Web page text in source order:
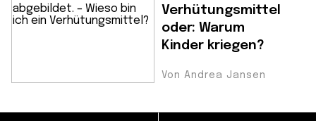
Verhütungsmittel
oder: Warum
Kinder kriegen?
Von Andrea Jansen